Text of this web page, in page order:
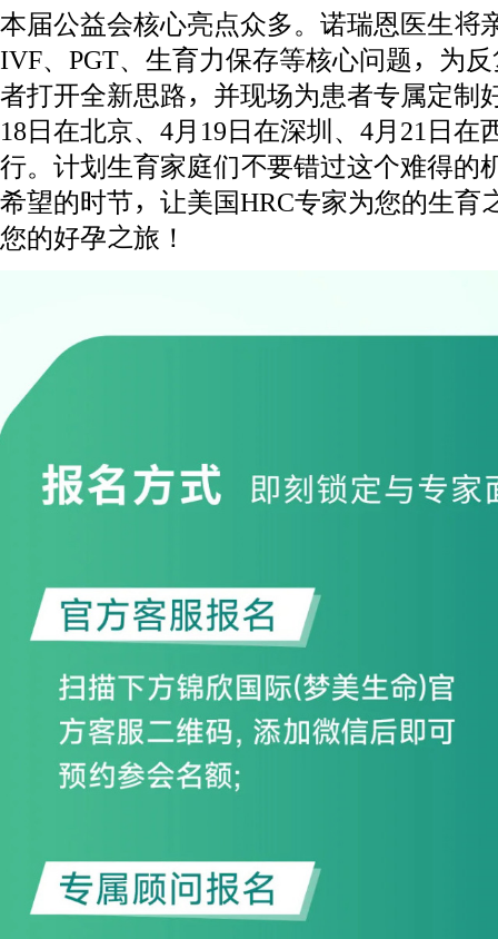
本届公益会核心亮点众多。诺瑞恩医生将
IVF、PGT、生育力保存等核心问题，为
者打开全新思路，并现场为患者专属定制
18日在北京、4月19日在深圳、4月21日在
行。计划生育家庭们不要错过这个难得的
希望的时节，让美国HRC专家为您的生育
您的好孕之旅！